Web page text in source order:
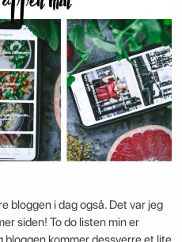
bloggen i dag også. Det var jeg
siden! To do listen min er